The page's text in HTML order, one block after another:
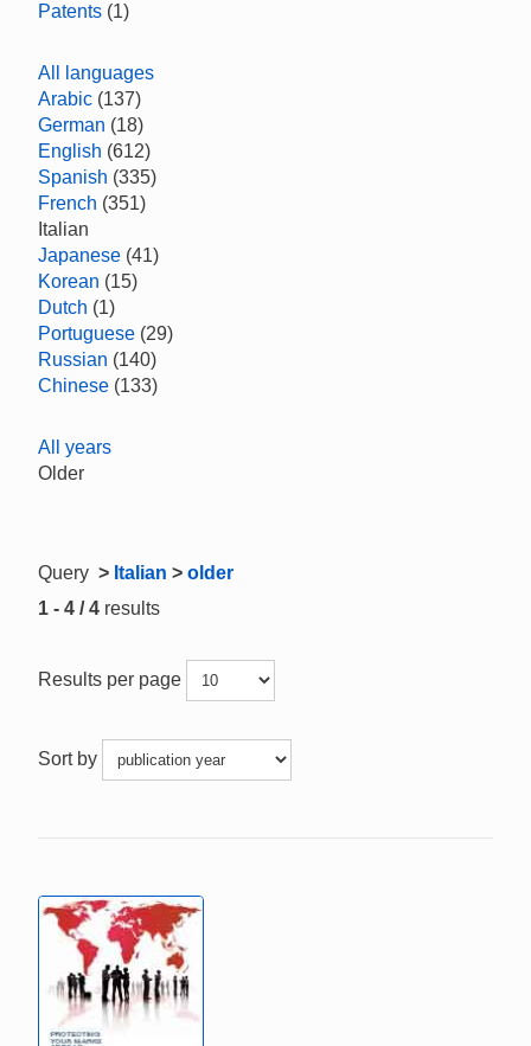
Patents (1)
All languages
Arabic (137)
German (18)
English (612)
Spanish (335)
French (351)
Italian
Japanese (41)
Korean (15)
Dutch (1)
Portuguese (29)
Russian (140)
Chinese (133)
All years
Older
Query > Italian > older
1 - 4 / 4 results
Results per page
Sort by